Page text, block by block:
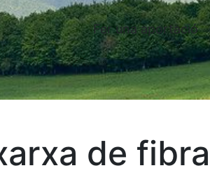
Fer una aportació
de